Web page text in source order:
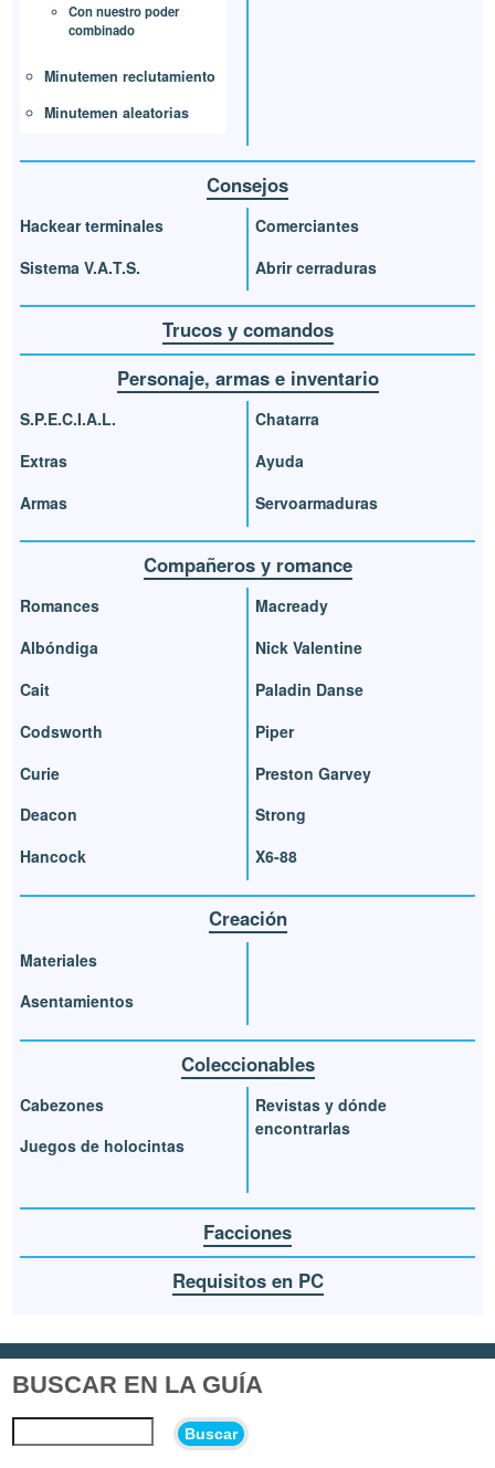
Con nuestro poder
combinado
Minutemen reclutamiento
Minutemen aleatorias
Consejos
Hackear terminales
Sistema V.A.T.S.
Comerciantes
Abrir cerraduras
Trucos y comandos
Personaje, armas e inventario
S.P.E.C.I.A.L.
Extras
Armas
Chatarra
Ayuda
Servoarmaduras
Compañeros y romance
Romances
Albóndiga
Cait
Codsworth
Curie
Deacon
Hancock
Macready
Nick Valentine
Paladin Danse
Piper
Preston Garvey
Strong
X6-88
Creación
Materiales
Asentamientos
Coleccionables
Cabezones
Juegos de holocintas
Revistas y dónde
encontrarlas
Facciones
Requisitos en PC
BUSCAR EN LA GUÍA
Buscar